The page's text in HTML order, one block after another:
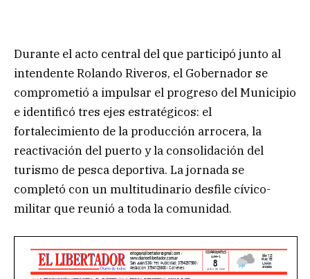
Durante el acto central del que participó junto al
intendente Rolando Riveros, el Gobernador se
comprometió a impulsar el progreso del Municipio
e identificó tres ejes estratégicos: el
fortalecimiento de la producción arrocera, la
reactivación del puerto y la consolidación del
turismo de pesca deportiva. La jornada se
completó con un multitudinario desfile cívico-
militar que reunió a toda la comunidad.